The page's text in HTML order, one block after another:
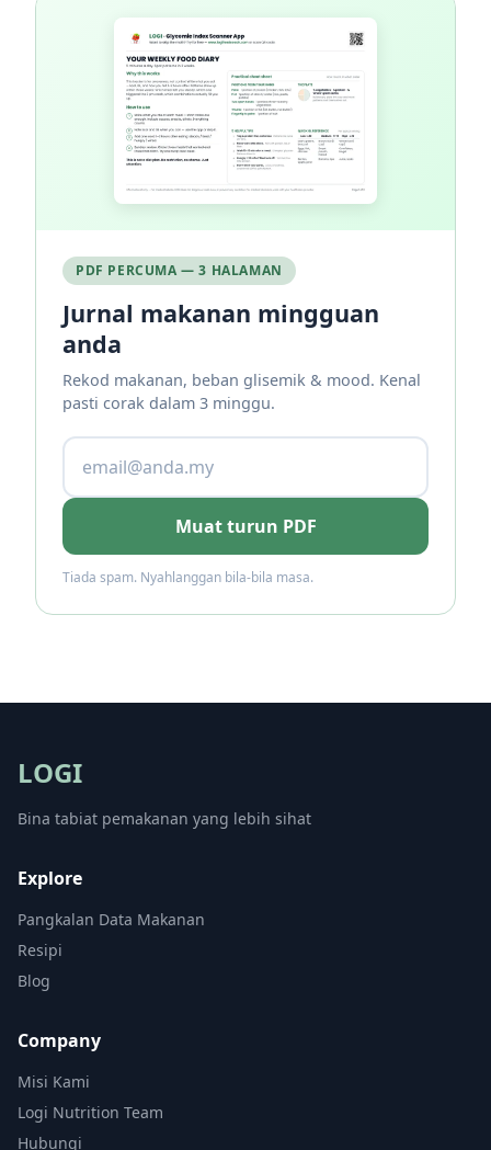
PDF PERCUMA — 3 HALAMAN
Jurnal makanan mingguan
anda
Rekod makanan, beban glisemik & mood. Kenal
pasti corak dalam 3 minggu.
Muat turun PDF
Tiada spam. Nyahlanggan bila-bila masa.
LOGI
Bina tabiat pemakanan yang lebih sihat
Explore
Pangkalan Data Makanan
Resipi
Blog
Company
Misi Kami
Logi Nutrition Team
Hubungi